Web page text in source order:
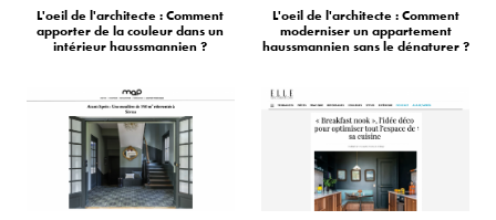
L'oeil de l'architecte : Comment
apporter de la couleur dans un
intérieur haussmannien ?
L'oeil de l'architecte : Comment
moderniser un appartement
haussmannien sans le dénaturer ?